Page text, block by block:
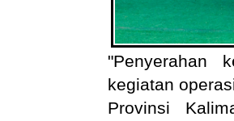
"Penyerahan
kegiatan
Provinsi